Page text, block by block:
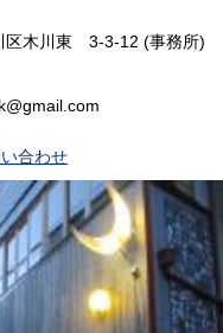
250円 和歌山県
250円 徳島県
250円 愛媛県
250円 福岡県
区木川東 3-3-12 (事務所)
合わせ